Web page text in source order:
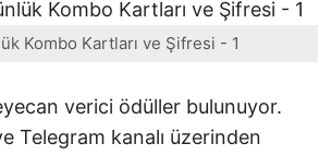
Kombo Kartları ve Şifresi - 1
verici ödüller bulunuyor.
Telegram kanalı üzerinden